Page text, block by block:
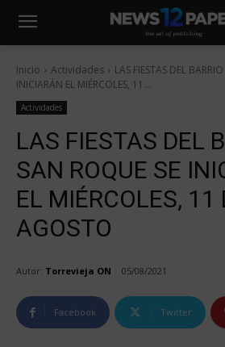
Inicio Actividades
LAS FIESTAS DEL
INICIARÁN EL MIÉRCOLES, 11...
Actividades
LAS FIESTAS DEL
SAN ROQUE SE
EL MIÉRCOLES, 11
AGOSTO
Autor: Torrevieja ON 05/08/2021
Facebook Twitter